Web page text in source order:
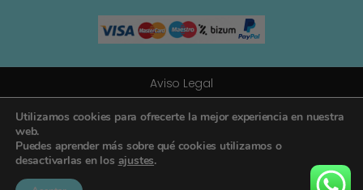
Aviso Legal
Términos y Condiciones
Política de Privacidad
Registro General Sanitario Nº 26.024094/GR
Utilizamos cookies para ofrecerte la mejor experiencia en nuestra
web.
Puedes aprender más sobre qué cookies utilizamos o
desactivarlas en los ajustes.